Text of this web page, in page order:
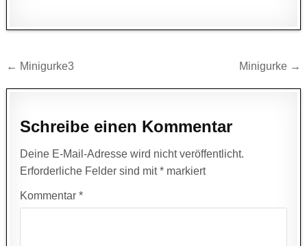
Beitragsnavigation
← Minigurke3 Minigurke →
Schreibe einen Kommentar
Deine E-Mail-Adresse wird nicht veröffentlicht.
Erforderliche Felder sind mit* markiert
Kommentar*